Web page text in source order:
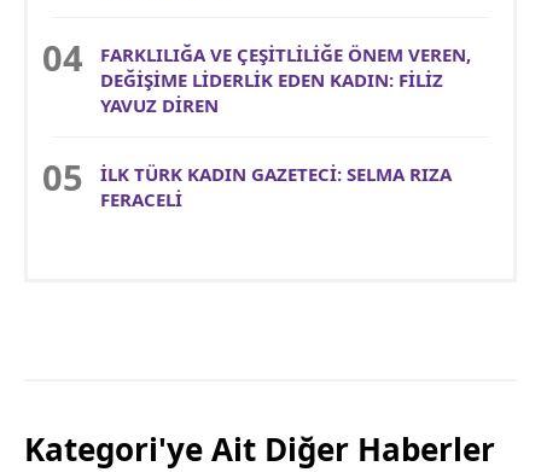
FARKLILIĞA VE ÇEŞİTLİLİĞE ÖNEM VEREN,
DEĞİŞİME LİDERLİK EDEN KADIN: FİLİZ
YAVUZ DİREN
İLK TÜRK KADIN GAZETECİ: SELMA RIZA
FERACELİ
Kategori'ye Ait Diğer Haberler